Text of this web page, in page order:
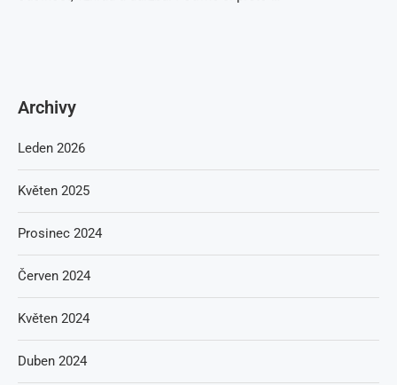
Archivy
Leden 2026
Květen 2025
Prosinec 2024
Červen 2024
Květen 2024
Duben 2024